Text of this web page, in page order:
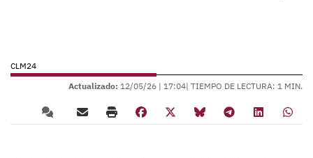
CLM24
Actualizado: 12/05/26 | 17:04| TIEMPO DE LECTURA: 1 MIN.